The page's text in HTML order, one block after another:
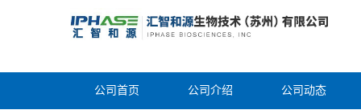
公司首页 公司介绍 公司动态